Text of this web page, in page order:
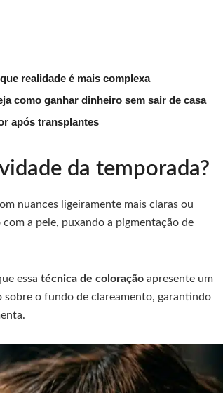
realidade é mais complexa
como ganhar dinheiro sem sair de casa
após transplantes
da temporada?
nuances ligeiramente mais claras ou
a pele, puxando a pigmentação de
essa técnica de coloração apresente um
o fundo de clareamento, garantindo